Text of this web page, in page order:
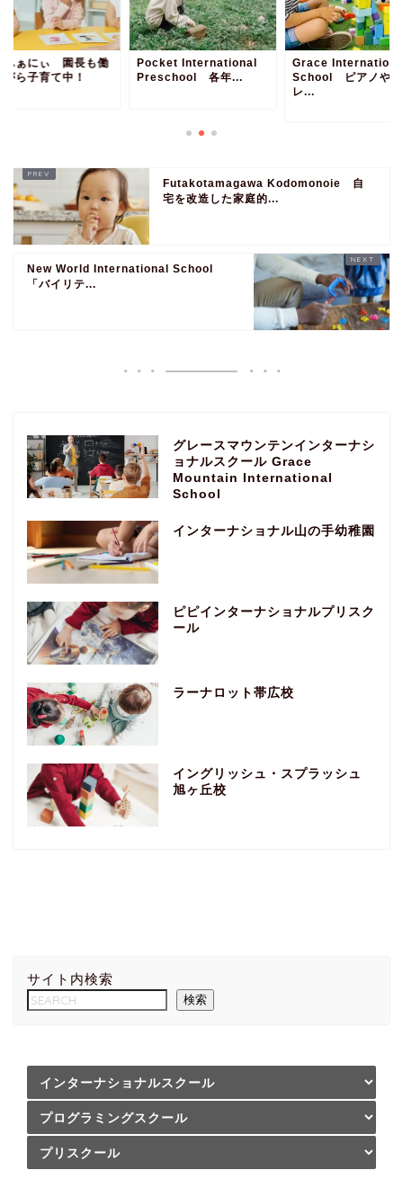
ふぁにぃ 園長も働
がら子育て中！
Pocket International
Preschool 各年...
Grace
School ピアノやバ
レ...
Futakotamagawa Kodomonoie 自
宅を改造した家庭的...
New World International School
「バイリテ...
グレースマウンテンインターナシ
ョナルスクール Grace
Mountain International
School
インターナショナル山の手幼稚園
ピピインターナショナルプリスク
ール
ラーナロット帯広校
イングリッシュ・スプラッシュ
旭ヶ丘校
サイト内検索
検索